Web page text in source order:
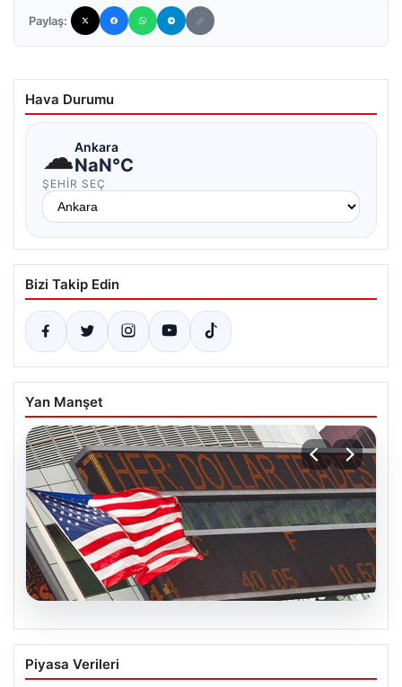
Paylaş:
Hava Durumu
☁Ankara
NaN°C
ŞEHIR SEÇ
Bizi Takip Edin
Yan Manşet
05.08.2026
FED faiz kararı ne zaman açıklanacak?
Nisan ayı faiz beklentisi belli oldu
Piyasa Verileri